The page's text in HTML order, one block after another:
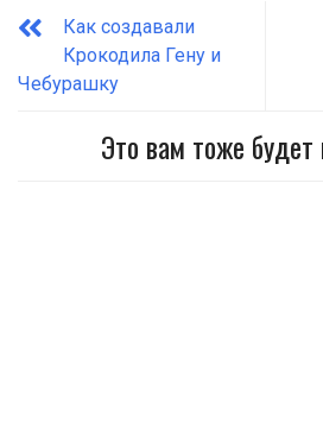
Как создавали
Крокодила Гену и
Чебурашку
Это вам тоже будет